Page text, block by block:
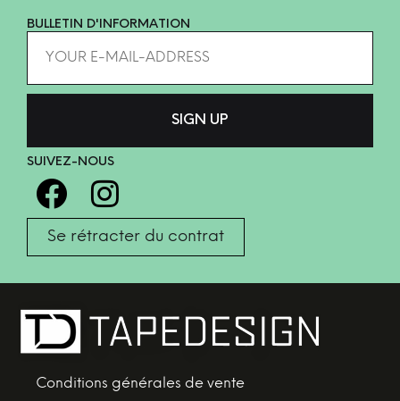
BULLETIN D'INFORMATION
SUIVEZ-NOUS
Se rétracter du contrat
Conditions générales de vente